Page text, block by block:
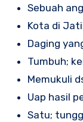
Sebuah
Kota di
Daging
Tumbuh;
Memukuli
Uap hasil
Satu;